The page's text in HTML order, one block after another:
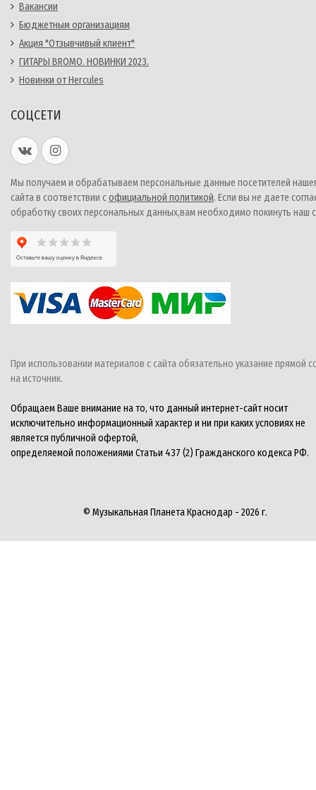
Вакансии
Бюджетным организациям
Акция "Отзывчивый клиент"
ГИТАРЫ BROMO. НОВИНКИ 2023.
Новинки от Hercules
СОЦСЕТИ
Мы получаем и обрабатываем персональные данные посетителей
сайта в соответствии софициальной политикой. Если вы не даете
обработку своих персональных данных,вам необходимо покинуть наш
При использовании материалов с сайта обязательно указание прямой
на источник.
Обращаем Ваше внимание на то, что данный интернет-сайт носит
исключительно информационный характер и ни при каких условиях не
является публичной офертой,
определяемой положениями Статьи 437 (2) Гражданского кодекса РФ.
© Музыкальная Планета Краснодар - 2026 г.